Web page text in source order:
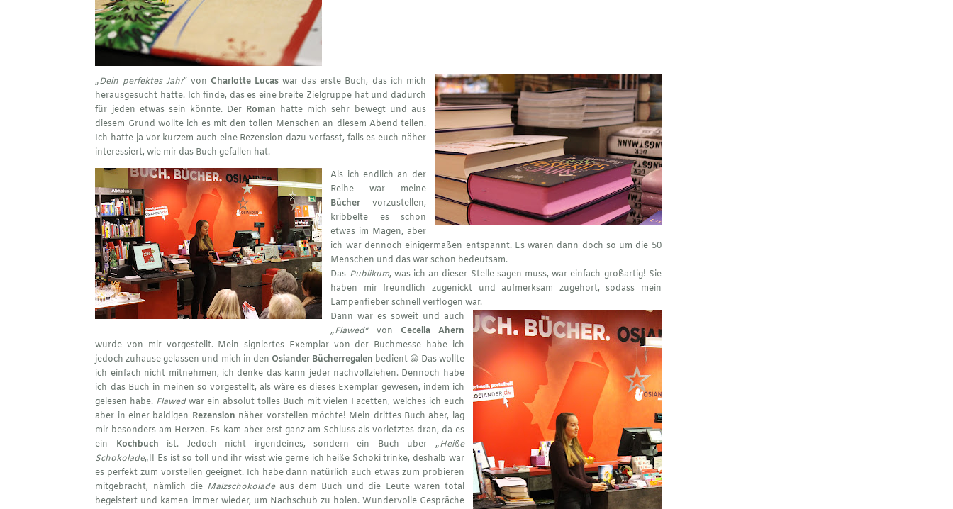
„Dein perfektes Jahr“ von Charlotte Lucas war das erste Buch, das ich mich
herausgesucht hatte. Ich finde, das es eine breite Zielgruppe hat und dadurch
für jeden etwas sein könnte. Der Roman hatte mich sehr bewegt und aus
diesem Grund wollte ich es mit den tollen Menschen an diesem Abend teilen.
Ich hatte ja vor kurzem auch eine Rezension dazu verfasst, falls es euch näher
interessiert, wie mir das Buch gefallen hat.
Als ich endlich an der
Reihe war meine
Bücher vorzustellen,
kribbelte es schon
etwas im Magen, aber
ich war dennoch einigermaßen entspannt. Es waren dann doch so um die 50
Menschen und das war schon bedeutsam.
Das Publikum, was ich an dieser Stelle sagen muss, war einfach großartig! Sie
haben mir freundlich zugenickt und aufmerksam zugehört, sodass mein
Lampenfieber schnell verflogen war.
Dann war es soweit und auch
„Flawed“von Cecelia Ahern
wurde von mir vorgestellt. Mein signiertes Exemplar von der Buchmesse habe ich
jedoch zuhause gelassen und mich in den Osiander Bücherregalen bedient 😀 Das wollte
ich einfach nicht mitnehmen, ich denke das kann jeder nachvollziehen. Dennoch habe
ich das Buch in meinen so vorgestellt, als wäre es dieses Exemplar gewesen, indem ich
gelesen habe. Flawedwar ein absolut tolles Buch mit vielen Facetten, welches ich euch
aber in einer baldigen Rezension näher vorstellen möchte! Mein drittes Buch aber, lag
mir besonders am Herzen. Es kam aber erst ganz am Schluss als vorletztes dran, da es
ein Kochbuch ist. Jedoch nicht irgendeines, sondern ein Buch über „Heiße
Schokolade„!! Es ist so toll und ihr wisst wie gerne ich heiße Schoki trinke, deshalb war
es perfekt zum vorstellen geeignet. Ich habe dann natürlich auch etwas zum probieren
mitgebracht, nämlich die Malzschokoladeaus dem Buch und die Leute waren total
begeistert und kamen immer wieder, um Nachschub zu holen. Wundervolle Gespräche